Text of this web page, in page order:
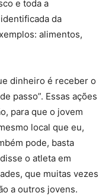
e toda a
da
alimentos,
dinheiro é receber o
passo”. Essas ações
para que o jovem
local que eu,
pode, basta
o atleta em
que muitas vezes
a outros jovens.